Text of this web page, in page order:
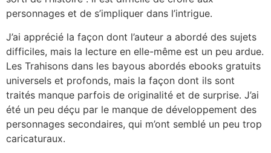
personnages et de s’impliquer dans l’intrigue.
J’ai apprécié la façon dont l’auteur a abordé des sujets
difficiles, mais la lecture en elle-même est un peu ardue.
Les Trahisons dans les bayous abordés ebooks gratuits
universels et profonds, mais la façon dont ils sont
traités manque parfois de originalité et de surprise. J’ai
été un peu déçu par le manque de développement des
personnages secondaires, qui m’ont semblé un peu trop
caricaturaux.